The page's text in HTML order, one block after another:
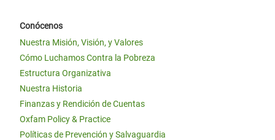
Conócenos
Nuestra Misión, Visión, y Valores
Cómo Luchamos Contra la Pobreza
Estructura Organizativa
Nuestra Historia
Finanzas y Rendición de Cuentas
Oxfam Policy & Practice
Políticas de Prevención y Salvaguardia